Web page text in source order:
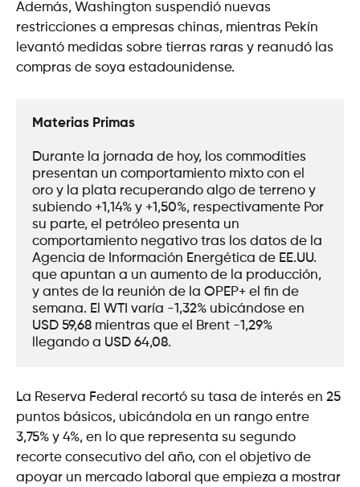
Además, Washington suspendió nuevas
restricciones a empresas chinas, mientras Pekín
levantó medidas sobre tierras raras y reanudó las
compras de soya estadounidense.
Materias Primas
Durante la jornada de hoy, los commodities
presentan un comportamiento mixto con el
oro y la plata recuperando algo de terreno y
subiendo +1,14% y +1,50%, respectivamente Por
su parte, el petróleo presenta un
comportamiento negativo tras los datos de la
Agencia de Información Energética de EE.UU.
que apuntan a un aumento de la producción,
y antes de la reunión de la OPEP+ el fin de
semana. El WTI varía -1,32% ubicándose en
USD 59,68 mientras que el Brent -1,29%
llegando a USD 64,08.
La Reserva Federal recortó su tasa de interés en 25
puntos básicos, ubicándola en un rango entre
3,75% y 4%, en lo que representa su segundo
recorte consecutivo del año, con el objetivo de
apoyar un mercado laboral que empieza a mostrar